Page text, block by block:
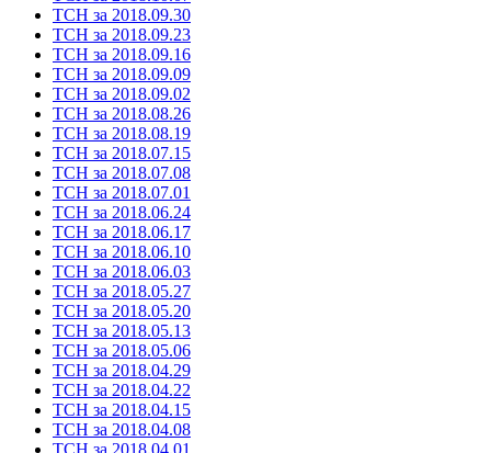
ТСН за 2018.09.30
ТСН за 2018.09.23
ТСН за 2018.09.16
ТСН за 2018.09.09
ТСН за 2018.09.02
ТСН за 2018.08.26
ТСН за 2018.08.19
ТСН за 2018.07.15
ТСН за 2018.07.08
ТСН за 2018.07.01
ТСН за 2018.06.24
ТСН за 2018.06.17
ТСН за 2018.06.10
ТСН за 2018.06.03
ТСН за 2018.05.27
ТСН за 2018.05.20
ТСН за 2018.05.13
ТСН за 2018.05.06
ТСН за 2018.04.29
ТСН за 2018.04.22
ТСН за 2018.04.15
ТСН за 2018.04.08
ТСН за 2018.04.01